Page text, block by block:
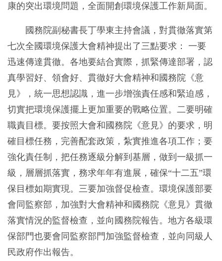
康的突出環境問題，全面開創環境保護工作新局面。
國務院副秘書長丁學東主持會議，對貫徹落實第
七次全國環境保護大會精神提出了三點要求： 一要
迅速傳達貫徹。各地要結合實際，抓緊傳達部署，認
真學習好、領會好、貫徹好大會精神和國務院《意
見》，統一思想認識，進一步增強責任感和緊迫感，
切實把環境保護擺上更加重要的戰略位置。二要明確
職責目標。要按照大會和國務院《意見》的要求，明
確目標任務，完善配套政策，紮實推進各項工作；要
強化責任制，把任務逐級分解到基層，做到一級抓一
級，層層抓落實，務求年年有進展，確保“十二五”環
保目標如期實現。三要加強督促檢查。環境保護部要
會同監察部，加強對大會精神和國務院《意見》貫徹
落實情況的監督檢查，並向國務院報告。地方各級環
保部門也要會同監察部門加強監督檢查，並向同級人
民政府作出報告。